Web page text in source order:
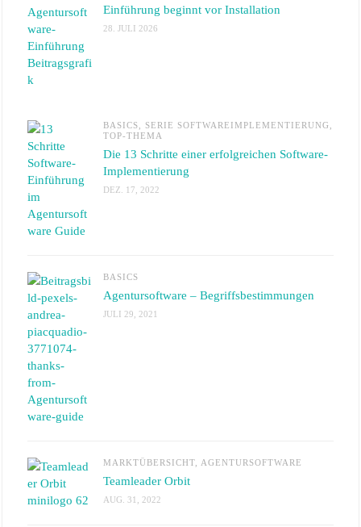
Einführung beginnt vor Installation
28. JULI 2026
BASICS SERIE SOFTWAREIMPLEMENTIERUNG
TOP-THEMA
Die 13 Schritte einer erfolgreichen Software-
Implementierung
DEZ. 17, 2022
BASICS
Agentursoftware – Begriffsbestimmungen
JULI 29, 2021
MARKTÜBERSICHT, AGENTURSOFTWARE
Teamleader Orbit
AUG. 31, 2022